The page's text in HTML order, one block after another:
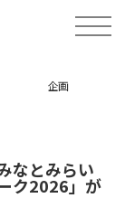
toggle
企画
なとみらい
ク2026」が